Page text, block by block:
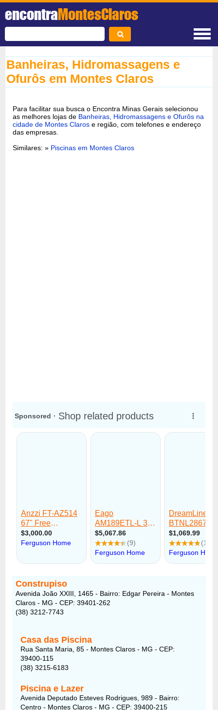
encontraMontesClaros
Banheiras, Hidromassagens e
Ofurôs em Montes Claros
Para facilitar sua busca o Encontra Minas Gerais selecionou
as melhores lojas de Banheiras, Hidromassagens e Ofurôs na
cidade de Montes Claros e região, com telefones e endereço
das empresas.
Similares: » Piscinas em Montes Claros
Construpiso
Avenida João XXIII, 1465 - Bairro: Edgar Pereira - Montes
Claros - MG - CEP: 39401-262
(38) 3212-7743
Casa das Piscina
Rua Santa Maria, 85 - Montes Claros - MG - CEP:
39400-115
(38) 3215-6183
Piscina e Lazer
Avenida Deputado Esteves Rodrigues, 989 - Bairro:
Centro - Montes Claros - MG - CEP: 39400-215